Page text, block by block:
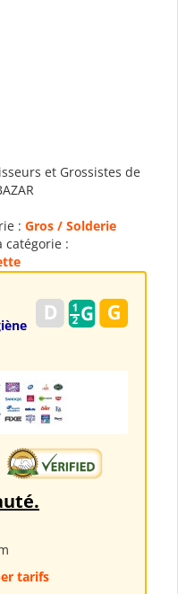
et Grossistes de
: Gros / Solderie
catégorie :
tarifs